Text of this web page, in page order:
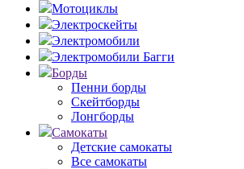
Мотоциклы
Электроскейты
Электромобили
Электромобили Багги
Борды
Пенни борды
Скейтборды
Лонгборды
Самокаты
Детские самокаты
Все самокаты